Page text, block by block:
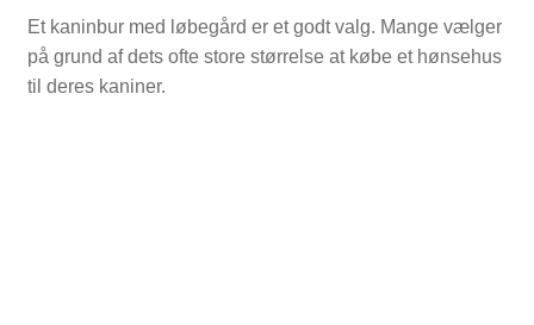
Et kaninbur med løbegård er et godt valg. Mange vælger
på grund af dets ofte store størrelse at købe et hønsehus
til deres kaniner.